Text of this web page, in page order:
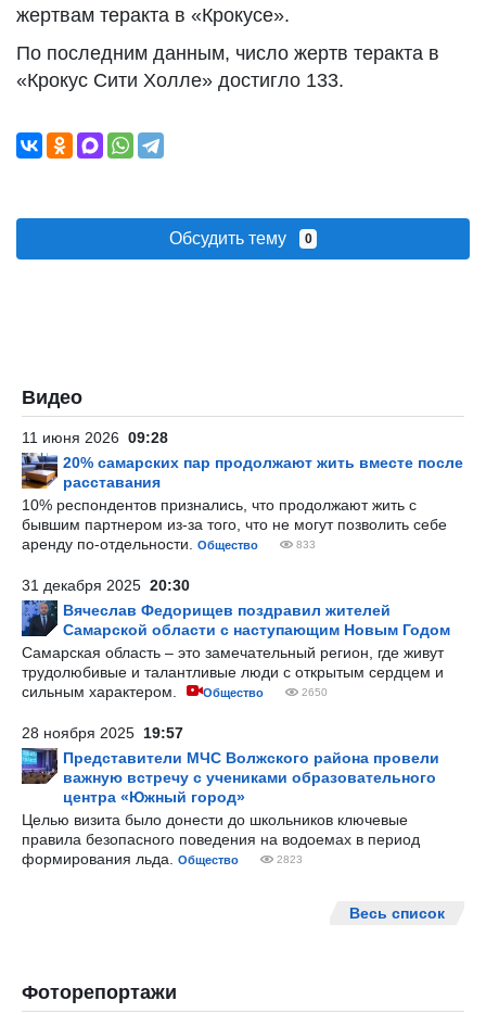
жертвам теракта в «Крокусе».
По последним данным, число жертв теракта в
«Крокус Сити Холле» достигло 133.
Обсудить тему 0
Видео
11 июня 2026 09:28
20% самарских пар продолжают жить вместе после
расставания
10% респондентов признались, что продолжают жить с
бывшим партнером из-за того, что не могут позволить себе
аренду по-отдельности.
Общество 833
31 декабря 2025 20:30
Вячеслав Федорищев поздравил жителей
Самарской области с наступающим Новым Годом
Самарская область – это замечательный регион, где живут
трудолюбивые и талантливые люди с открытым сердцем и
сильным характером.
Общество 2650
28 ноября 2025 19:57
Представители МЧС Волжского района провели
важную встречу с учениками образовательного
центра «Южный город»
Целью визита было донести до школьников ключевые
правила безопасного поведения на водоемах в период
формирования льда.
Общество 2823
Весь список
Фоторепортажи